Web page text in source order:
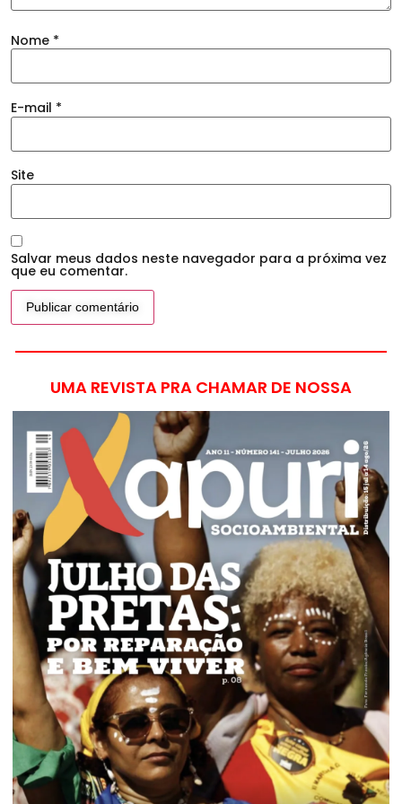
Nome *
E-mail *
Site
Salvar meus dados neste navegador para a próxima vez
que eu comentar.
UMA REVISTA PRA CHAMAR DE NOSSA